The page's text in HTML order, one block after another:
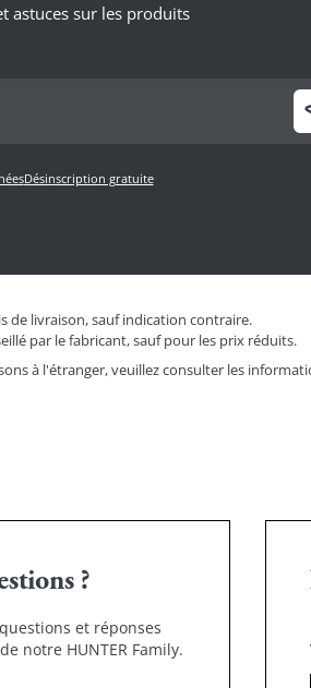
astuces sur les produits
Désinscription gratuite
de livraison, sauf indication contraire.
par le fabricant, sauf pour les prix réduits.
à l'étranger, veuillez consulter les
?
et réponses
notre HUNTER Family.